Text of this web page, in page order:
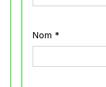
Nom *